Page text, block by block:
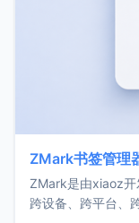
ZMark书签管理
ZMark是由xiaoz开
跨设备、跨平台、